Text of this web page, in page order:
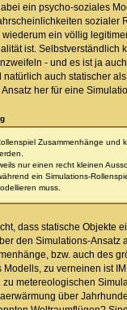
ein psycho-soziales
sozialer
ein völlig
ist. Selbstverständlich
- und es ist ja
natürlich auch statischer
her für eine
Zusammenhänge und
nur einen recht kleinen
ein Simulations-
muss.
dass statische Objekte
den Simulations-Ansatz
bzw. auch des
zu verneinen ist
zu metereologischen
über